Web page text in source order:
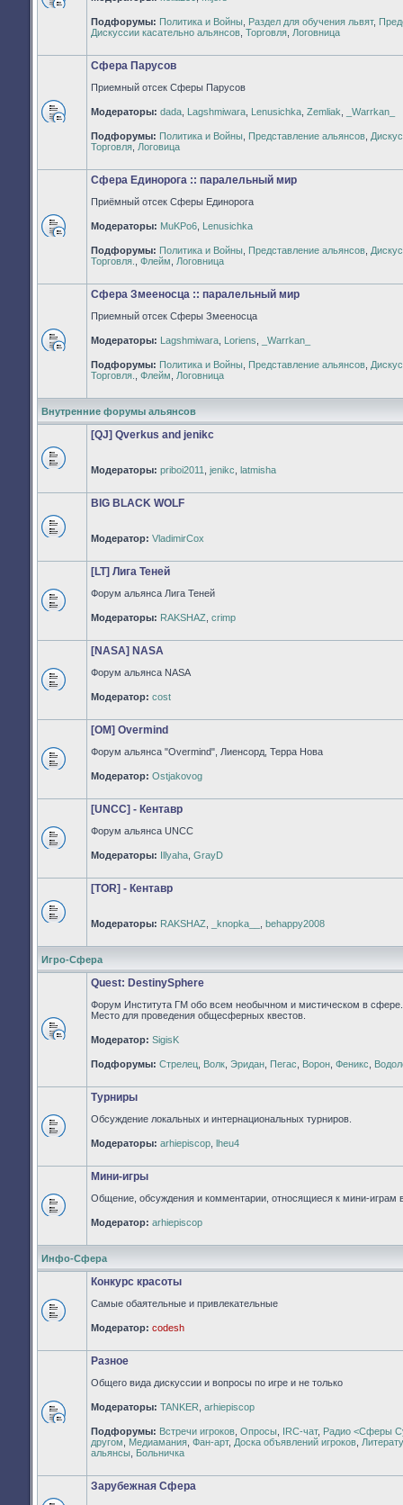
непрочитанных
сообщений
Подфорумы: Политика и Войны Раздел для обучения львят,
Дискуссии касательно альянсов Торговля Логовница
непрочитанных
сообщений
Сфера Парусов
Приемный отсек Сферы Парусов
Модераторы: dada Lagshmiwara Lenusichka Zemliak _Warrkan_
Подфорумы: Политика и Войны Представление альянсов
Торговля Логовица
непрочитанных
сообщений
Сфера Единорога :: паралельный мир
Приёмный отсек Сферы Единорога
Модераторы: MuKPo6 Lenusichka
Подфорумы: Политика и Войны Представление альянсов
Торговля.
Флейм Логовница
непрочитанных
сообщений
Сфера Змееносца :: паралельный мир
Приемный отсек Сферы Змееносца
Модераторы: Lagshmiwara Loriens _Warrkan_
Подфорумы: Политика и Войны Представление альянсов
Торговля.
Флейм Логовница
Внутренние форумы альянсов
Нет
сообщений
[QJ] Qverkus and jenikc
Модераторы: priboi2011 jenikc latmisha
Нет
сообщений
BIG BLACK WOLF
Модератор: VladimirCox
Нет
непрочитанных
[LT] Лига Теней
Форум альянса Лига Теней
Модераторы: RAKSHAZ crimp
Нет
непрочитанных
[NASA] NASA
Форум альянса NASA
Модератор: cost
Нет
непрочитанных
[OM] Overmind
Форум альянса "Overmind", Лиенсорд, Терра Нова
Модератор: Ostjakovog
Нет
непрочитанных
[UNCC] - Кентавр
Форум альянса UNCC
Модераторы: Illyaha GrayD
Нет
сообщений
[TOR] - Кентавр
Модераторы: RAKSHAZ _knopka__ behappy2008
Игро-Сфера
Нет
сообщений
Quest: DestinySphere
Форум Института ГМ обо всем необычном и мистическом в сфере.
Место для проведения общесферных квестов.
Модератор: SigisK
Подфорумы: Стрелец Волк Эридан Пегас Ворон Феникс
Нет
непрочитанных
Турниры
Обсуждение локальных и интернациональных турниров.
Модераторы: arhiepiscop lheu4
Нет
непрочитанных
Мини-игры
Общение, обсуждения и комментарии, относящиеся к мини-играм
Модератор: arhiepiscop
Инфо-Сфера
Нет
непрочитанных
Конкурс красоты
Самые обаятельные и привлекательные
Модератор: codesh
Нет
непрочитанных
сообщений
Разное
Общего вида дискуссии и вопросы по игре и не только
Модераторы: TANKER arhiepiscop
Подфорумы: Встречи игроков Опросы IRC-чат, Радио <Сферы
другом
Медиамания Фан-арт, Доска объявлений игроков
альянсы Больничка
Зарубежная Сфера